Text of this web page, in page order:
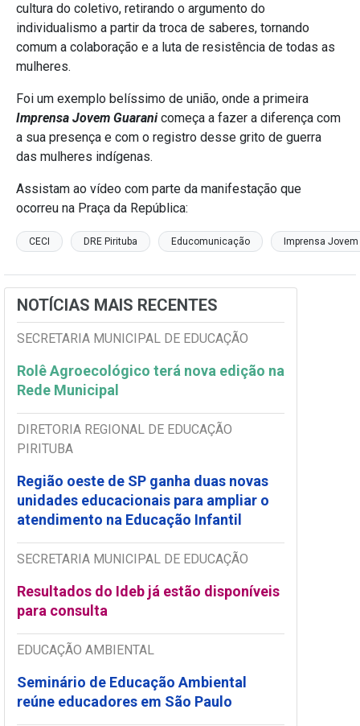
cultura do coletivo, retirando o argumento do
individualismo a partir da troca de saberes, tornando
comum a colaboração e a luta de resistência de todas as
mulheres.
Foi um exemplo belíssimo de união, onde a primeira
Imprensa Jovem Guaranicomeça a fazer a diferença com
a sua presença e com o registro desse grito de guerra
das mulheres indígenas.
Assistam ao vídeo com parte da manifestação que
ocorreu na Praça da República:
CECI DRE Pirituba Educomunicação Imprensa Jovem
NOTÍCIAS MAIS RECENTES
SECRETARIA MUNICIPAL DE EDUCAÇÃO
Rolê Agroecológico terá nova edição na
Rede Municipal
DIRETORIA REGIONAL DE EDUCAÇÃO
PIRITUBA
Região oeste de SP ganha duas novas
unidades educacionais para ampliar o
atendimento na Educação Infantil
SECRETARIA MUNICIPAL DE EDUCAÇÃO
Resultados do Ideb já estão disponíveis
para consulta
EDUCAÇÃO AMBIENTAL
Seminário de Educação Ambiental
reúne educadores em São Paulo